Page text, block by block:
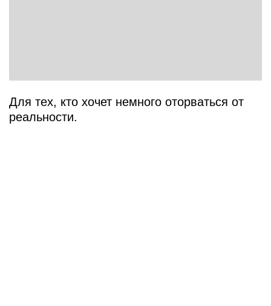
Для тех, кто хочет немного оторваться от
реальности.